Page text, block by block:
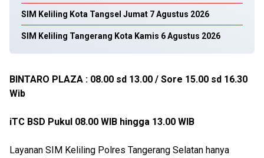
SIM Keliling Kota Tangsel Jumat 7 Agustus 2026
SIM Keliling Tangerang Kota Kamis 6 Agustus 2026
BINTARO PLAZA : 08.00 sd 13.00 / Sore 15.00 sd 16.30
Wib
iTC BSD Pukul 08.00 WIB hingga 13.00 WIB
Layanan SIM Keliling Polres Tangerang Selatan hanya